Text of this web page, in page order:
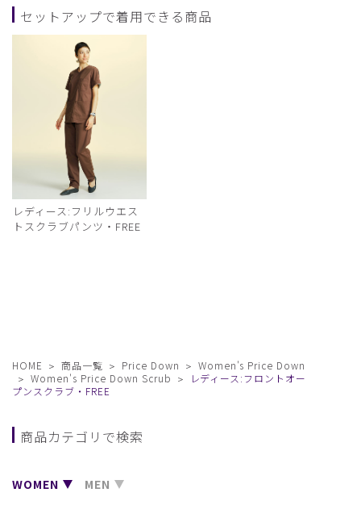
セットアップで着用できる商品
レディース:フリルウエス
トスクラブパンツ・FREE
HOME 商品一覧 Price Down
Women's Price Down
Women's Price Down Scrub
レディース:フロントオー
プンスクラブ・FREE
商品カテゴリで検索
WOMEN MEN